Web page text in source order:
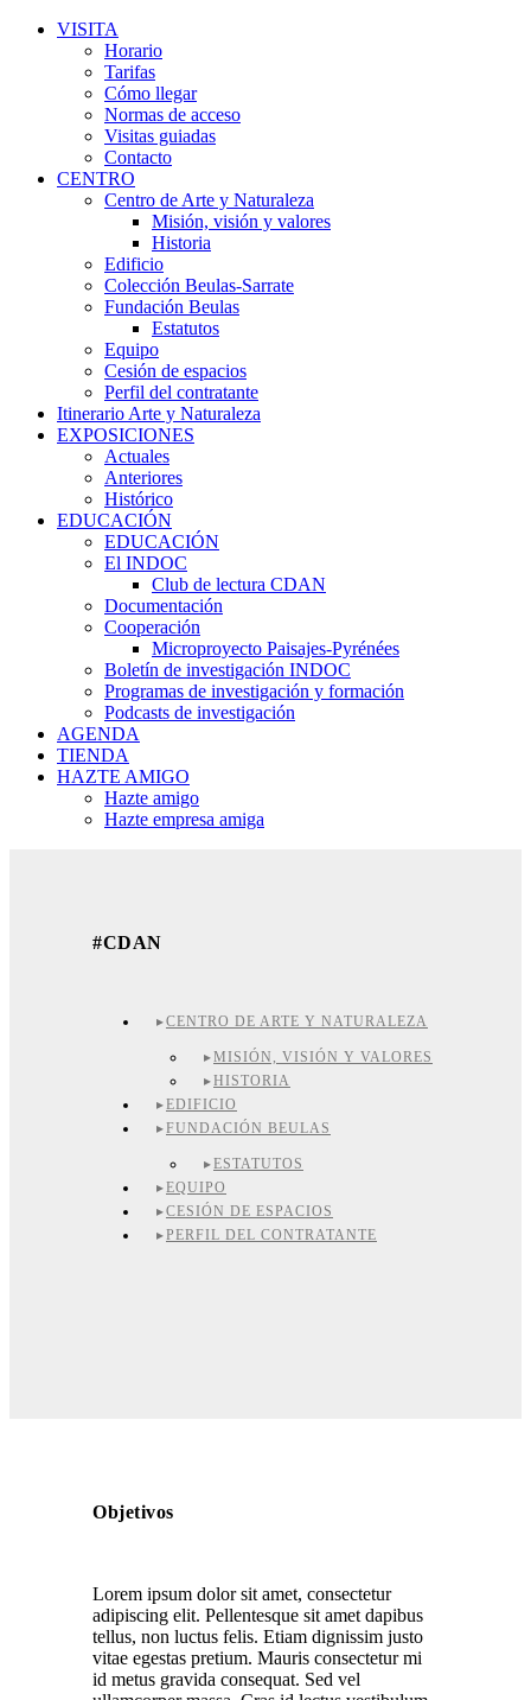
VISITA
Horario
Tarifas
Cómo llegar
Normas de acceso
Visitas guiadas
Contacto
CENTRO
Centro de Arte y Naturaleza
Misión, visión y valores
Historia
Edificio
Colección Beulas-Sarrate
Fundación Beulas
Estatutos
Equipo
Cesión de espacios
Perfil del contratante
Itinerario Arte y Naturaleza
EXPOSICIONES
Actuales
Anteriores
Histórico
EDUCACIÓN
EDUCACIÓN
El INDOC
Club de lectura CDAN
Documentación
Cooperación
Microproyecto Paisajes-Pyrénées
Boletín de investigación INDOC
Programas de investigación y formación
Podcasts de investigación
AGENDA
TIENDA
HAZTE AMIGO
Hazte amigo
Hazte empresa amiga
#CDAN
CENTRO DE ARTE Y NATURALEZA
MISIÓN, VISIÓN Y VALORES
HISTORIA
EDIFICIO
FUNDACIÓN BEULAS
ESTATUTOS
EQUIPO
CESIÓN DE ESPACIOS
PERFIL DEL CONTRATANTE
Objetivos
Lorem ipsum dolor sit amet, consectetur
adipiscing elit. Pellentesque sit amet dapibus
tellus, non luctus felis. Etiam dignissim justo
vitae egestas pretium. Mauris consectetur mi
id metus gravida consequat. Sed vel